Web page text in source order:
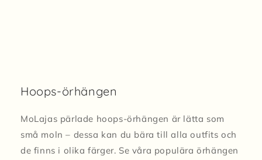
Hoops-örhängen
MoLajas pärlade hoops-örhängen är lätta som
små moln – dessa kan du bära till alla outfits och
de finns i olika färger. Se våra populära örhängen